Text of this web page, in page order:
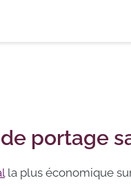
portage
la plus économique